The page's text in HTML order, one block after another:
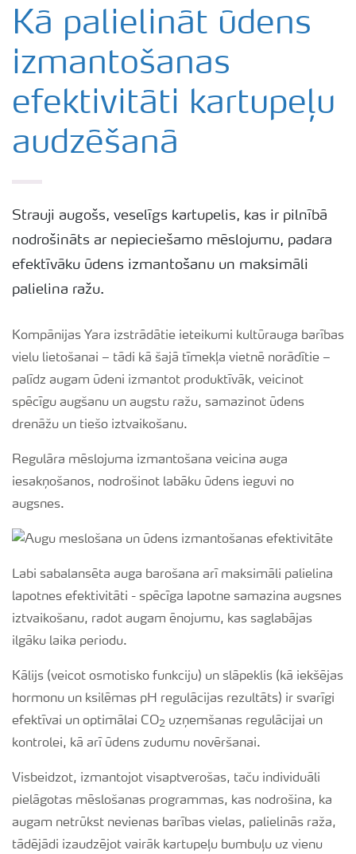
Yara katalogs
Izmēģinājumu rezultāti
Agronomiskie padomi
Yara Latvija podkāsts
Kā palielināt ūdens
izmantošanas
efektivitāti kartupeļu
audzēšanā
Strauji augošs, veselīgs kartupelis, kas ir pilnībā
nodrošināts ar nepieciešamo mēslojumu, padara
efektīvāku ūdens izmantošanu un maksimāli
palielina ražu.
Kompānijas Yara izstrādātie ieteikumi kultūrauga barības
vielu lietošanai – tādi kā šajā tīmekļa vietnē norādītie –
palīdz augam ūdeni izmantot produktīvāk, veicinot
spēcīgu augšanu un augstu ražu, samazinot ūdens
drenāžu un tiešo iztvaikošanu.
Regulāra mēslojuma izmantošana veicina auga
iesakņošanos, nodrošinot labāku ūdens ieguvi no
augsnes.
Labi sabalansēta auga barošana arī maksimāli palielina
lapotnes efektivitāti - spēcīga lapotne samazina augsnes
iztvaikošanu, radot augam ēnojumu, kas saglabājas
ilgāku laika periodu.
Kālijs (veicot osmotisko funkciju) un slāpeklis (kā iekšējas
hormonu un ksilēmas pH regulācijas rezultāts) ir svarīgi
efektīvai un optimālai CO2 uzņemšanas regulācijai un
kontrolei, kā arī ūdens zudumu novēršanai.
Visbeidzot, izmantojot visaptverošas, taču individuāli
pielāgotas mēslošanas programmas, kas nodrošina, ka
augam netrūkst nevienas barības vielas, palielinās raža,
tādējādi izaudzējot vairāk kartupeļu bumbuļu uz vienu